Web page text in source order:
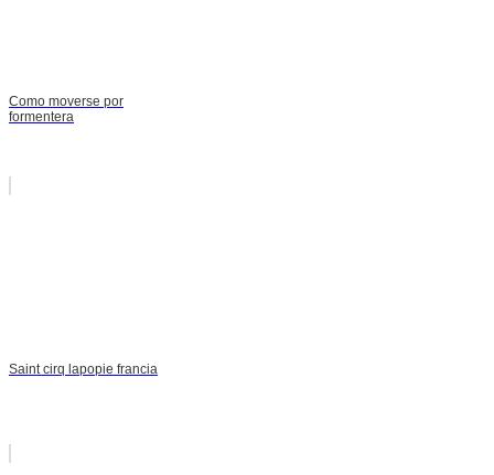
Como moverse por
formentera
Saint cirq lapopie francia